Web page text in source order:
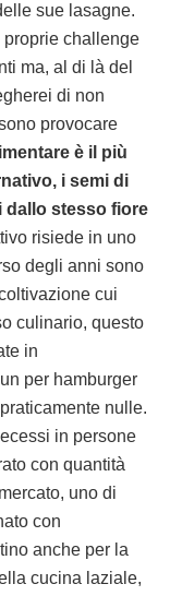
sue lasagne.
proprie challenge
ma, al di là del
di non
provocare
è il più
i semi di
dallo stesso fiore
risiede in uno
degli anni sono
cui
culinario, questo
in
per hamburger
nulle.
in persone
con quantità
uno di
con
anche per la
cucina laziale,